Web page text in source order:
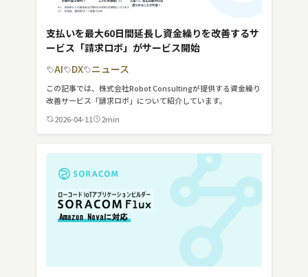
支払いを最大60日間延長し資金繰りを改善するサ
ービス「請求ロボ」がサービス開始
AI
DX ニュース
この記事では、株式会社Robot Consultingが提供する資金繰り
改善サービス「請求ロボ」について紹介しています。
2026-04-11
2min